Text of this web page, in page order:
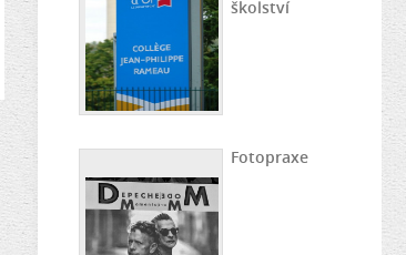
školství
Fotopraxe